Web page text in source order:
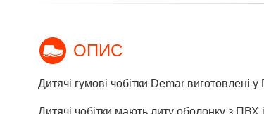
ОПИС
Дитячі гумові чобітки Demar виготовлені
Дитячі чобітки мають литу оболонку з